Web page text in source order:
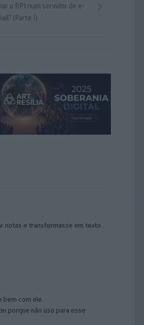
o RPI num servidor de e-
(Parte I)
notas e transformasse em texto .
bem com ele.
porque não uso para esse